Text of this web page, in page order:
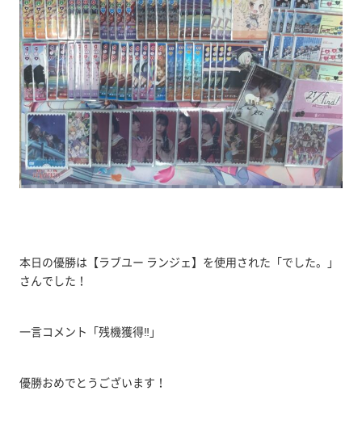
本日の優勝は【ラブユー ランジェ】を使用された「でした。」
さんでした！
一言コメント「残機獲得‼」
優勝おめでとうございます！